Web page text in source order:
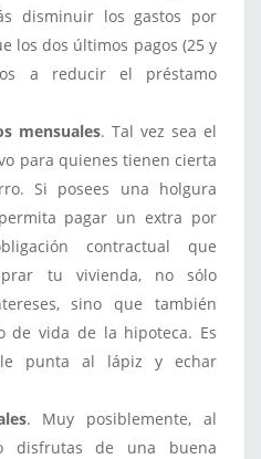
disminuir los gastos por
los dos últimos pagos (25 y
a reducir el préstamo
mensuales. Tal vez sea el
para quienes tienen cierta
Si posees una holgura
pagar un extra por
contractual que
tu vivienda, no sólo
sino que también
de vida de la hipoteca. Es
punta al lápiz y echar
. Muy posiblemente, al
disfrutas de una buena